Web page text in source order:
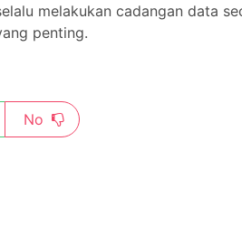
melakukan cadangan data
penting.
No